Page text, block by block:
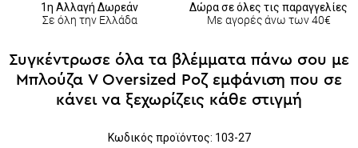
1η Αλλαγή Δωρεάν
Σε όλη την Ελλάδα
Δώρα σε όλες τις παραγγελίες
Με αγορές άνω των 40€
Συγκέντρωσε όλα τα βλέμματα πάνω σου με
Μπλούζα V Oversized Ροζ εμφάνιση που σε
κάνει να ξεχωρίζεις κάθε στιγμή
Κωδικός προϊόντος: 103-27